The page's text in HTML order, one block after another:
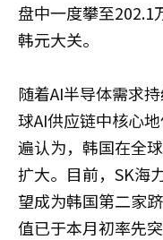
盘中一度攀至202.1
韩元大关。
随着AI半导体需求
球AI供应链中核心
遍认为，韩国在全
扩大。目前，SK海
望成为韩国第二家
值已于本月初率先